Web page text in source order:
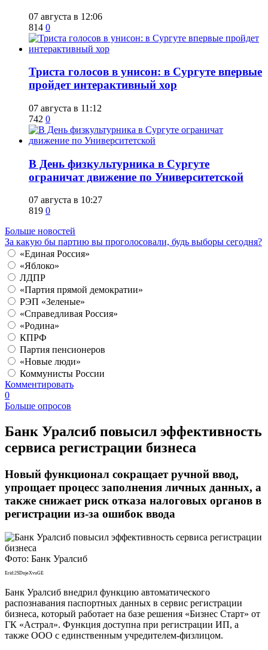
07 августа в 12:06
814 0
​Триста голосов в унисон: в Сургуте впервые
пройдет интерактивный хор
07 августа в 11:12
742 0
​В День физкультурника в Сургуте
ограничат движение по Университетской
07 августа в 10:27
819 0
Больше новостей
За какую бы партию вы проголосовали, будь выборы сегодня?
«Единая Россия»
«Яблоко»
ЛДПР
«Партия прямой демократии»
РЭП «Зеленые»
«Справедливая Россия»
«Родина»
КПРФ
Партия пенсионеров
«Новые люди»
Коммунисты России
Комментировать
0
Больше опросов
Банк Уралсиб повысил эффективность
сервиса регистрации бизнеса
Новый функционал сокращает ручной ввод,
упрощает процесс заполнения личных данных, а
также снижает риск отказа налоговых органов в
регистрации из-за ошибок ввода
Фото: Банк Уралсиб
Erid:2SDnjeXvuGE
Банк Уралсиб внедрил функцию автоматического
распознавания паспортных данных в сервис регистрации
бизнеса, который работает на базе решения «Бизнес Старт» от
ГК «Астрал». Функция доступна при регистрации ИП, а
также ООО с единственным учредителем-физлицом.